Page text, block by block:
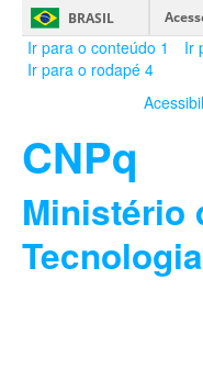
BRASIL
Ir para o conteúdo 1 Ir
Ir para o rodapé 4
CNPq
Ministério